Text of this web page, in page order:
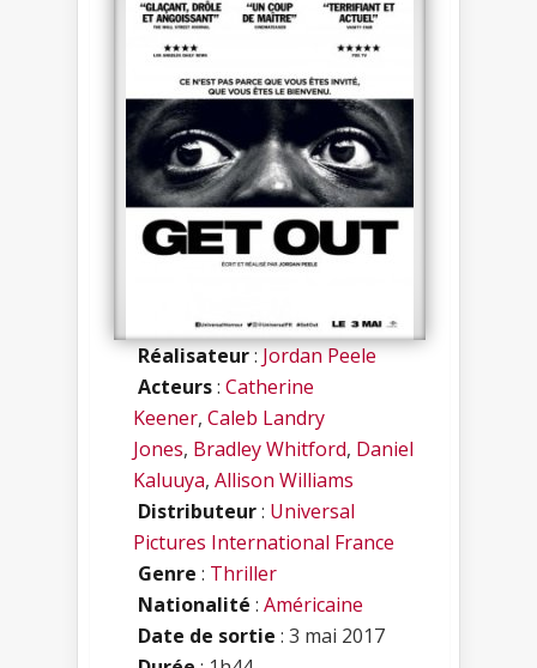
Réalisateur:Jordan Peele
Acteurs: Catherine
Keener, Caleb Landry
Jones, Bradley Whitford, Daniel
Kaluuya, Allison Williams
Distributeur: Universal
Pictures International France
Genre : Thriller
Nationalité : Américaine
Date de sortie : 3 mai 2017